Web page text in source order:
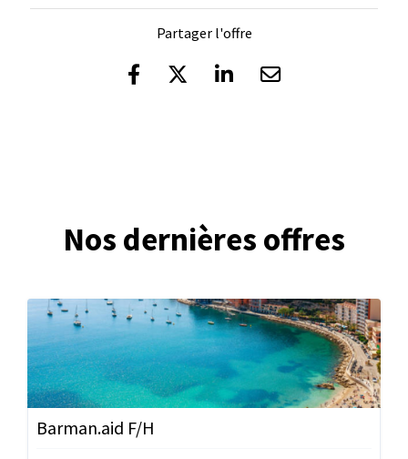
Partager l'offre
Nos dernières offres
Barman.aid F/H